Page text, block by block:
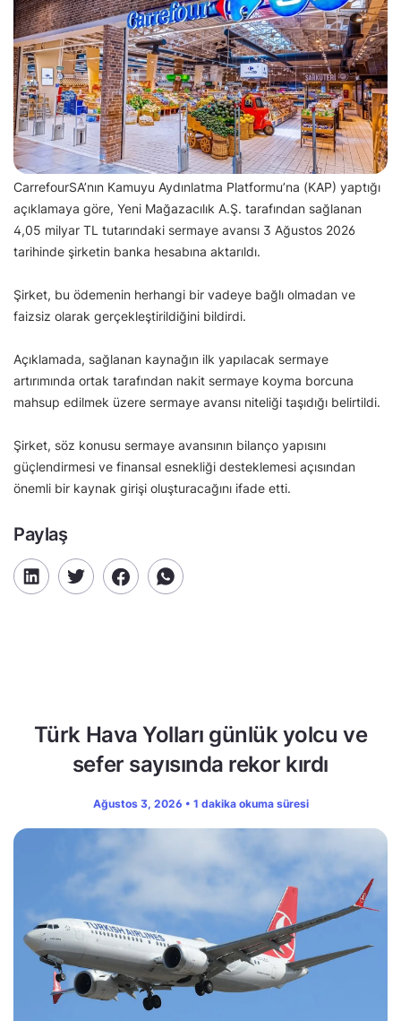
CarrefourSA’nın Kamuyu Aydınlatma Platformu’na (KAP) yaptığı
açıklamaya göre, Yeni Mağazacılık A.Ş. tarafından sağlanan
4,05 milyar TL tutarındaki sermaye avansı 3 Ağustos 2026
tarihinde şirketin banka hesabına aktarıldı.
Şirket, bu ödemenin herhangi bir vadeye bağlı olmadan ve
faizsiz olarak gerçekleştirildiğini bildirdi.
Açıklamada, sağlanan kaynağın ilk yapılacak sermaye
artırımında ortak tarafından nakit sermaye koyma borcuna
mahsup edilmek üzere sermaye avansı niteliği taşıdığı belirtildi.
Şirket, söz konusu sermaye avansının bilanço yapısını
güçlendirmesi ve finansal esnekliği desteklemesi açısından
önemli bir kaynak girişi oluşturacağını ifade etti.
Paylaş
Türk Hava Yolları günlük yolcu ve
sefer sayısında rekor kırdı
Ağustos 3, 2026 • 1 dakika okuma süresi